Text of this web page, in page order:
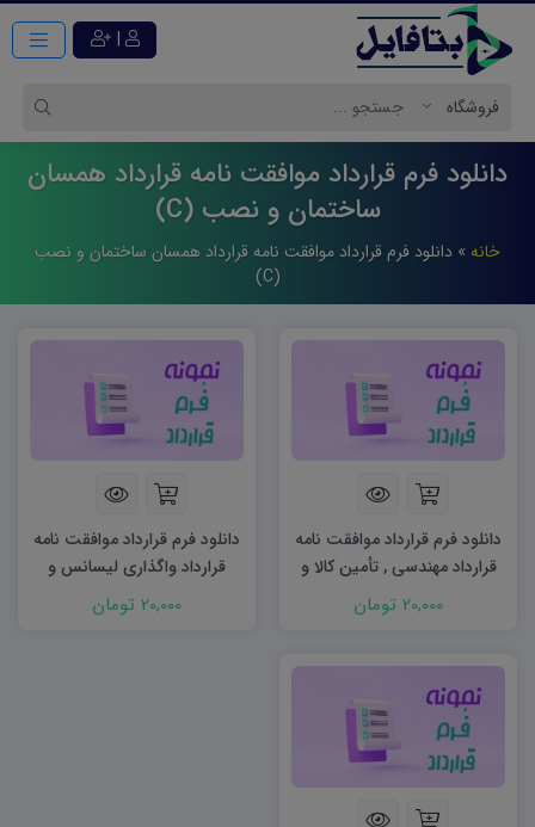
|
دانلود فرم قرارداد موافقت نامه قرارداد همسان
ساختمان و نصب (C)
خانه » دانلود فرم قرارداد موافقت نامه قرارداد همسان ساختمان و نصب
(C)
دانلود فرم قرارداد موافقت نامه
قرارداد مهندسی , تأمین کالا و
تجهیزات (E.P)
20,000 تومان
دانلود فرم قرارداد موافقت نامه
قرارداد واگذاری لیسانس و
دانش فنی20,000 تومان